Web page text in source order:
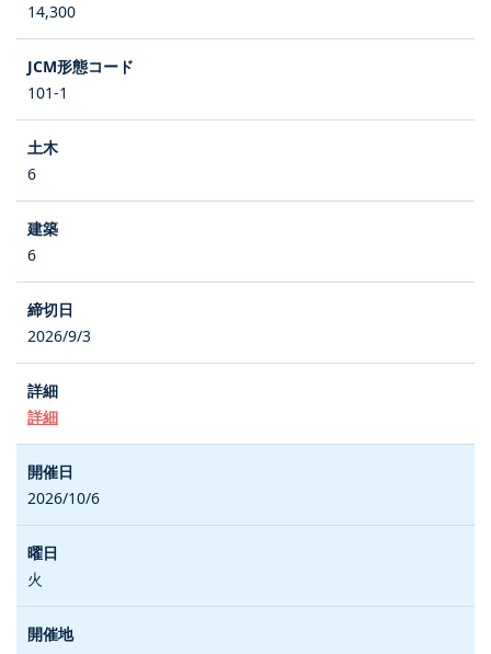
14,300
101-1
6
6
2026/9/3
詳細
2026/10/6
火